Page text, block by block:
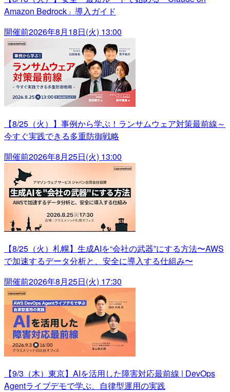
Amazon Bedrock」導入ガイド
開催前2026年8月18日(火) 13:00
【8/25（火）】事例から学ぶ！ランサムウェア対策最前線～
今すぐ実践できる多重防御戦略
開催前2026年8月25日(火) 13:00
【8/25（火）札幌】生成AIを“会社の武器”にする方法〜AWS
で加速するデータ分析と、安全に導入する仕組み〜
開催前2026年8月25日(火) 17:30
【9/3（木）東京】AIを活用した障害対応最前線 | DevOps
Agentライブデモで学ぶ、自律型運用の実践